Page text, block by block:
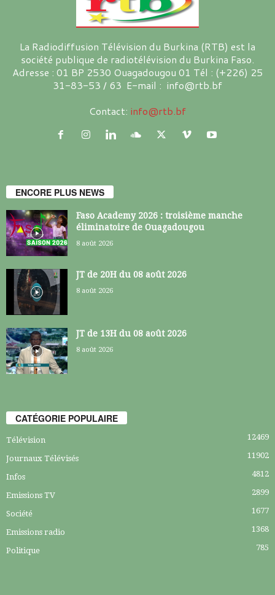
La Radiodiffusion Télévision du Burkina (RTB) est la
société publique de radiotélévision du Burkina Faso.
Adresse : 01 BP 2530 Ouagadougou 01 Tél : (+226) 25
31-83-53 / 63 E-mail : info@rtb.bf
Contact: info@rtb.bf
ENCORE PLUS NEWS
Faso Academy 2026 : troisième manche
éliminatoire de Ouagadougou
8 août 2026
JT de 20H du 08 août 2026
8 août 2026
JT de 13H du 08 août 2026
8 août 2026
CATÉGORIE POPULAIRE
Télévision 12469
Journaux Télévisés 11902
Infos 4812
Emissions TV 2899
Société 1677
Emissions radio 1368
Politique 785